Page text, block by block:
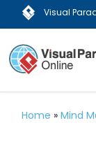
Visual
Home »Mind